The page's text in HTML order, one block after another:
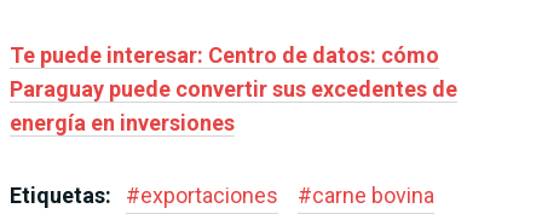
Te puede interesar: Centro de datos: cómo
Paraguay puede convertir sus excedentes de
energía en inversiones
Etiquetas: #exportaciones #carne bovina